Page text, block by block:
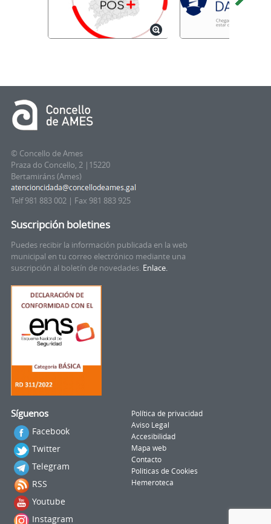
© Concello de Ames
Praza do Concello, 2 |15220
Bertamiráns (Ames)
Telf 981 883 002 | Fax 981 883 925
Suscripción boletines
Puedes recibir la información publicada en la web
municipal en tu correo electrónico mediante una
suscripción al boletín de novedades. Enlace.
Síguenos
Facebook
Twitter
Telegram
RSS
Youtube
Instagram
Política de privacidad
Aviso Legal
Accesibilidad
Mapa web
Contacto
Politicas de Cookies
Hemeroteca